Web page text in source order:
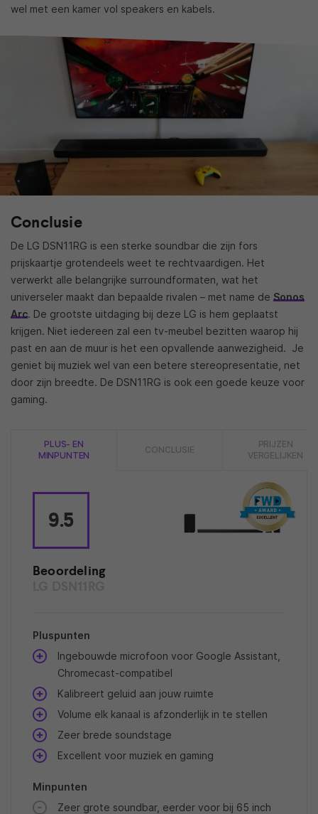
wel met een kamer vol speakers en kabels.
Conclusie
De LG DSN11RG is een sterke soundbar die zijn fors
prijskaartje grotendeels weet te rechtvaardigen. Het
verwerkt alle belangrijke surroundformaten, wat het
universeler maakt dan bepaalde rivalen – met name de Sonos
Arc. De grootste uitdaging bij deze LG is hem geplaatst
krijgen. Niet iedereen zal een tv-meubel bezitten waarop hij
past en aan de muur is het een opvallende aanwezigheid. Je
geniet bij muziek wel van een betere stereopresentatie, net
door zijn breedte. De DSN11RG is ook een goede keuze voor
gaming.
PLUS- EN
MINPUNTEN
CONCLUSIE
PRIJZEN
VERGELIJKEN
9.5
Beoordeling
Pluspunten
Ingebouwde microfoon voor Google Assistant,
Chromecast-compatibel
Kalibreert geluid aan jouw ruimte
Volume elk kanaal is afzonderlijk in te stellen
Zeer brede soundstage
Excellent voor muziek en gaming
Minpunten
Zeer grote soundbar, eerder voor bij 65 inch